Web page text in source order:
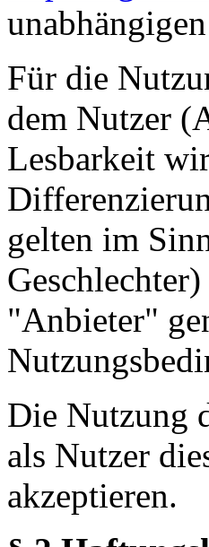
Für die
dem Nutzer
Lesbarkeit
gelten im
"Anbieter"
Die Nutzung
als Nutzer
akzeptieren.